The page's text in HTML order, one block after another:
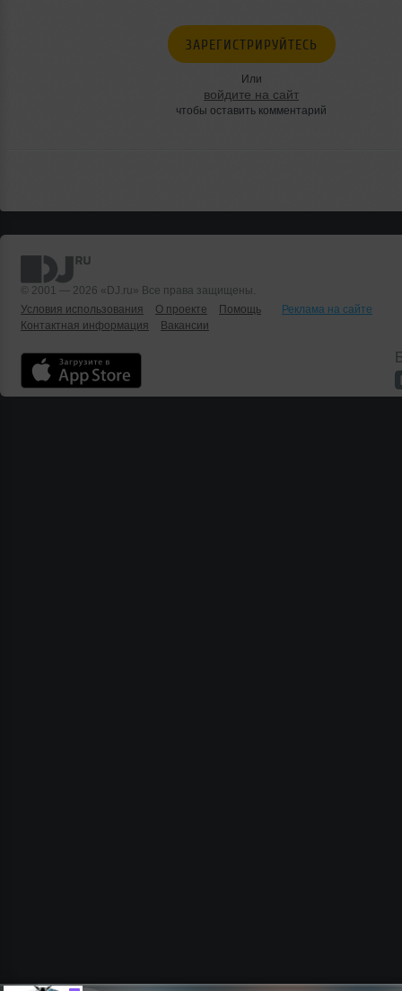
ЗАРЕГИСТРИРУЙТЕСЬ
Или
войдите на сайт
чтобы оставить комментарий
© 2001 — 2026 «DJ.ru» Все права защищены.
Условия использования
О проекте Помощь
Реклама на сайте
Контактная информация
Вакансии